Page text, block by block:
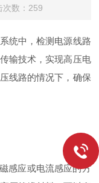
数：259
统中，检测电源线路
输技术，实现高压电
线路的情况下，确保
感应或电流感应的方